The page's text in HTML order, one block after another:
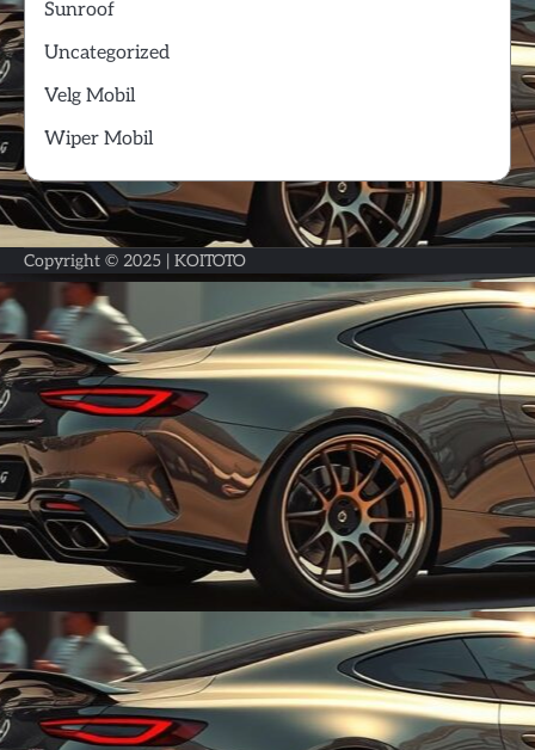
Sunroof
Uncategorized
Velg Mobil
Wiper Mobil
Copyright © 2025 | KOITOTO